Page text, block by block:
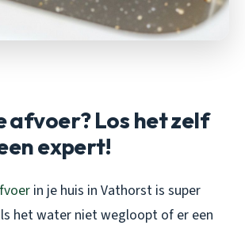
afvoer? Los het zelf
expert!
in je huis in Vathorst is super
het water niet wegloopt of er een